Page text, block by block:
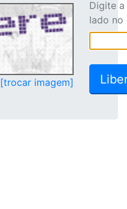
[trocar imagem]
Digite
lado no